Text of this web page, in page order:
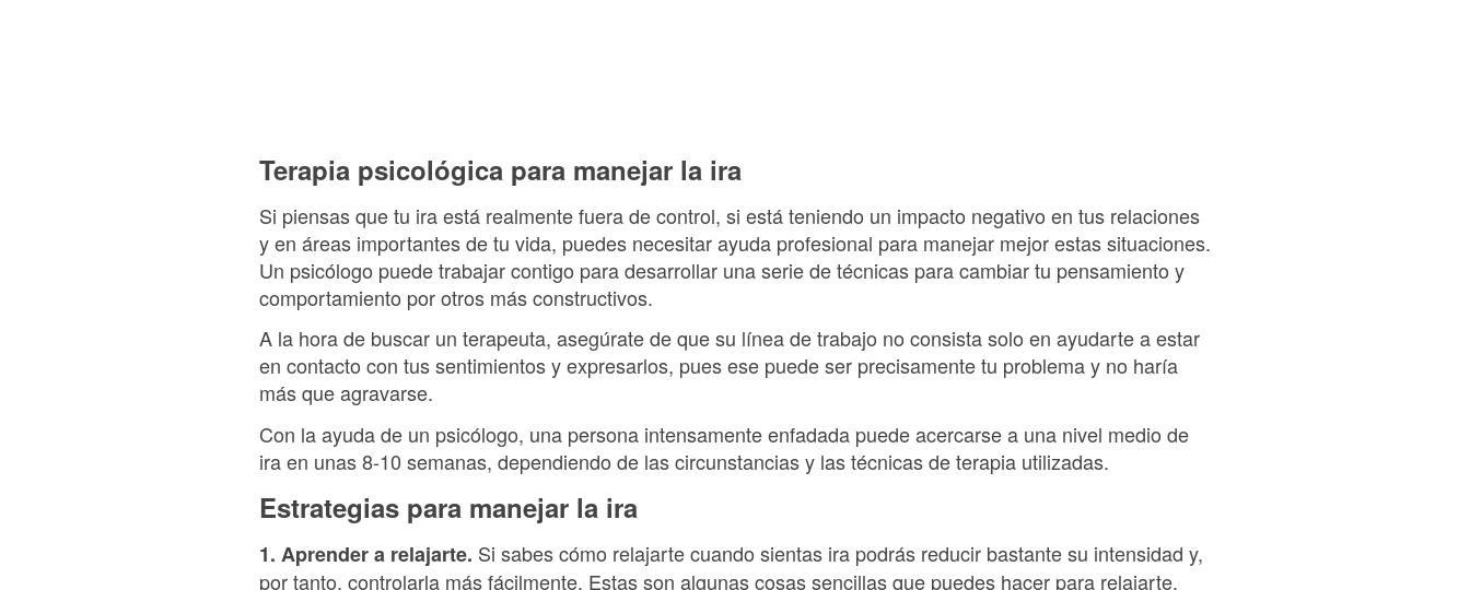
Terapia psicológica para manejar la ira
Si piensas que tu ira está realmente fuera de control, si está teniendo un impacto negativo en tus relaciones
y en áreas importantes de tu vida, puedes necesitar ayuda profesional para manejar mejor estas situaciones.
Un psicólogo puede trabajar contigo para desarrollar una serie de técnicas para cambiar tu pensamiento y
comportamiento por otros más constructivos.
A la hora de buscar un terapeuta, asegúrate de que su línea de trabajo no consista solo en ayudarte a estar
en contacto con tus sentimientos y expresarlos, pues ese puede ser precisamente tu problema y no haría
más que agravarse.
Con la ayuda de un psicólogo, una persona intensamente enfadada puede acercarse a una nivel medio de
ira en unas 8-10 semanas, dependiendo de las circunstancias y las técnicas de terapia utilizadas.
Estrategias para manejar la ira
1. Aprender a relajarte. Si sabes cómo relajarte cuando sientas ira podrás reducir bastante su intensidad y,
por tanto, controlarla más fácilmente. Estas son algunas cosas sencillas que puedes hacer para relajarte.